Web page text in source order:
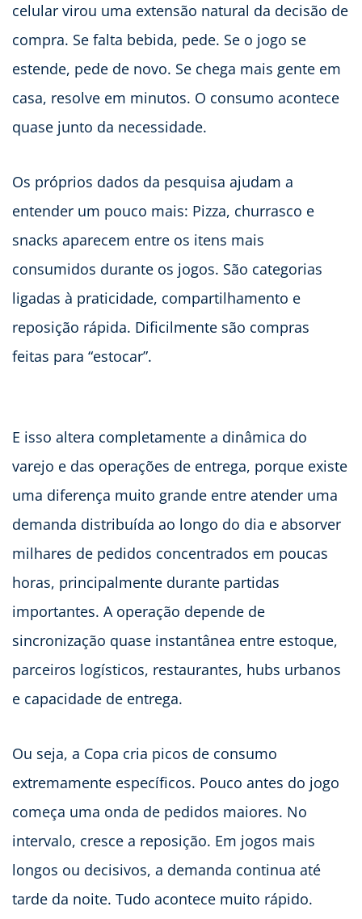
celular virou uma extensão natural da decisão de
compra. Se falta bebida, pede. Se o jogo se
estende, pede de novo. Se chega mais gente em
casa, resolve em minutos. O consumo acontece
quase junto da necessidade.
Os próprios dados da pesquisa ajudam a
entender um pouco mais: Pizza, churrasco e
snacks aparecem entre os itens mais
consumidos durante os jogos. São categorias
ligadas à praticidade, compartilhamento e
reposição rápida. Dificilmente são compras
feitas para “estocar”.
E isso altera completamente a dinâmica do
varejo e das operações de entrega, porque existe
uma diferença muito grande entre atender uma
demanda distribuída ao longo do dia e absorver
milhares de pedidos concentrados em poucas
horas, principalmente durante partidas
importantes. A operação depende de
sincronização quase instantânea entre estoque,
parceiros logísticos, restaurantes, hubs urbanos
e capacidade de entrega.
Ou seja, a Copa cria picos de consumo
extremamente específicos. Pouco antes do jogo
começa uma onda de pedidos maiores. No
intervalo, cresce a reposição. Em jogos mais
longos ou decisivos, a demanda continua até
tarde da noite. Tudo acontece muito rápido.